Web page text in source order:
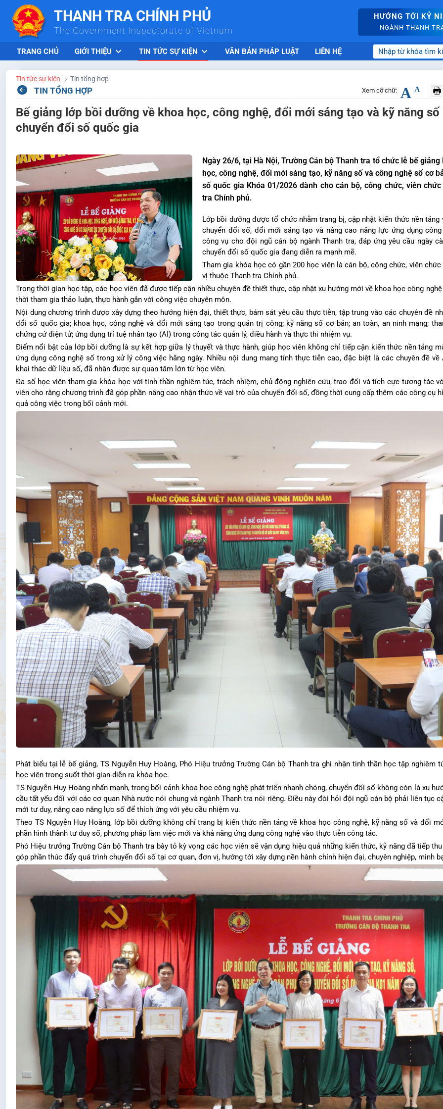
Skip to Main ContentTHANH TRA CHÍNH PHỦ
The Government Inspectorate of Vietnam
HƯỚNG TỚI KỶ
NGÀNH THANH
TRANG CHỦ GIỚI THIỆU TIN TỨC SỰ KIỆN VĂN BẢN PHÁP LUẬT LIÊN HỆ
Tin tức sự kiện Tin tổng hợp
TIN TỔNG HỢP Xem cỡ chữ: A A
Bế giảng lớp bồi dưỡng về khoa học, công nghệ, đổi mới sáng tạo và kỹ năng số
chuyển đổi số quốc gia
Ngày 26/6, tại Hà Nội, Trường Cán bộ Thanh tra tổ chức lễ bế
học, công nghệ, đổi mới sáng tạo, kỹ năng số và công nghệ số cơ
số quốc gia Khóa 01/2026 dành cho cán bộ, công chức, viên
tra Chính phủ.
Lớp bồi dưỡng được tổ chức nhằm trang bị, cập nhật kiến thức nền tảng
chuyển đổi số, đổi mới sáng tạo và nâng cao năng lực ứng dụng
công vụ cho đội ngũ cán bộ ngành Thanh tra, đáp ứng yêu cầu ngày
chuyển đổi số quốc gia đang diễn ra mạnh mẽ.
Tham gia khóa học có gần 200 học viên là cán bộ, công chức, viên
vị thuộc Thanh tra Chính phủ.
Trong thời gian học tập, các học viên đã được tiếp cận nhiều chuyên đề thiết thực, cập nhật xu hướng mới về khoa học công
thời tham gia thảo luận, thực hành gắn với công việc chuyên môn.
Nội dung chương trình được xây dựng theo hướng hiện đại, thiết thực, bám sát yêu cầu thực tiễn, tập trung vào các chuyên đề
đổi số quốc gia; khoa học, công nghệ và đổi mới sáng tạo trong quản trị công; kỹ năng số cơ bản; an toàn, an ninh mạng;
chứng cứ điện tử; ứng dụng trí tuệ nhân tạo (AI) trong công tác quản lý, điều hành và thực thi nhiệm vụ.
Điểm nổi bật của lớp bồi dưỡng là sự kết hợp giữa lý thuyết và thực hành, giúp học viên không chỉ tiếp cận kiến thức nền tảng
ứng dụng công nghệ số trong xử lý công việc hằng ngày. Nhiều nội dung mang tính thực tiễn cao, đặc biệt là các chuyên đề
khai thác dữ liệu số, đã nhận được sự quan tâm lớn từ học viên.
Đa số học viên tham gia khóa học với tinh thần nghiêm túc, trách nhiệm, chủ động nghiên cứu, trao đổi và tích cực tương tác
viên cho rằng chương trình đã góp phần nâng cao nhận thức về vai trò của chuyển đổi số, đồng thời cung cấp thêm các công cụ
quả công việc trong bối cảnh mới.
Phát biểu tại lễ bế giảng, TS Nguyễn Huy Hoàng, Phó Hiệu trưởng Trường Cán bộ Thanh tra ghi nhận tinh thần học tập nghiêm
học viên trong suốt thời gian diễn ra khóa học.
TS Nguyễn Huy Hoàng nhấn mạnh, trong bối cảnh khoa học công nghệ phát triển nhanh chóng, chuyển đổi số không còn là xu
cầu tất yếu đối với các cơ quan Nhà nước nói chung và ngành Thanh tra nói riêng. Điều này đòi hỏi đội ngũ cán bộ phải liên tục
mới tư duy, nâng cao năng lực số để thích ứng với yêu cầu nhiệm vụ.
Theo TS Nguyễn Huy Hoàng, lớp bồi dưỡng không chỉ trang bị kiến thức nền tảng về khoa học công nghệ, kỹ năng số và đổi
phần hình thành tư duy số, phương pháp làm việc mới và khả năng ứng dụng công nghệ vào thực tiễn công tác.
Phó Hiệu trưởng Trường Cán bộ Thanh tra bày tỏ kỳ vọng các học viên sẽ vận dụng hiệu quả những kiến thức, kỹ năng đã tiếp
góp phần thúc đẩy quá trình chuyển đổi số tại cơ quan, đơn vị, hướng tới xây dựng nền hành chính hiện đại, chuyên nghiệp, minh